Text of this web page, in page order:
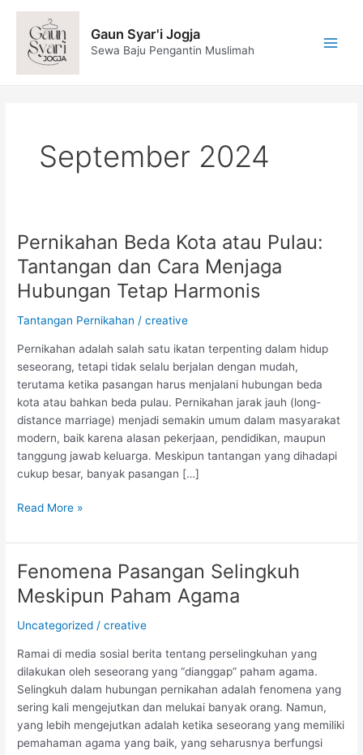
content
Gaun Syar'i Jogja
Sewa Baju Pengantin Muslimah
September 2024
Pernikahan Beda Kota atau Pulau:
Tantangan dan Cara Menjaga
Hubungan Tetap Harmonis
Tantangan Pernikahan /creative
Pernikahan adalah salah satu ikatan terpenting dalam hidup
seseorang, tetapi tidak selalu berjalan dengan mudah,
terutama ketika pasangan harus menjalani hubungan beda
kota atau bahkan beda pulau. Pernikahan jarak jauh (long-
distance marriage) menjadi semakin umum dalam masyarakat
modern, baik karena alasan pekerjaan, pendidikan, maupun
tanggung jawab keluarga. Meskipun tantangan yang dihadapi
cukup besar, banyak pasangan […]
Pernikahan
Beda
Kota
atau
Tantangan
dan
Cara
Menjaga
Hubungan
Tetap
Harmonis
Read More »
Fenomena Pasangan Selingkuh
Meskipun Paham Agama
Uncategorized /creative
Ramai di media sosial berita tentang perselingkuhan yang
dilakukan oleh seseorang yang “dianggap” paham agama.
Selingkuh dalam hubungan pernikahan adalah fenomena yang
sering kali mengejutkan dan melukai banyak orang. Namun,
yang lebih mengejutkan adalah ketika seseorang yang memiliki
pemahaman agama yang baik, yang seharusnya berfungsi
Fenomena
Pasangan
Selingkuh
Meskipun
Agama
pagination